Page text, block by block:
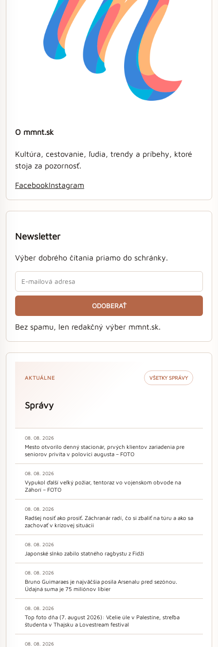
O mmnt.sk
Kultúra, cestovanie, ľudia, trendy a príbehy, ktoré
stoja za pozornosť.
FacebookInstagram
Newsletter
Výber dobrého čítania priamo do schránky.
ODOBERAŤ
Bez spamu, len redakčný výber mmnt.sk.
AKTUÁLNE VŠETKY SPRÁVY
Správy
08. 08. 2026
Mesto otvorilo denný stacionár, prvých klientov zariadenia pre
seniorov privíta v polovici augusta – FOTO
08. 08. 2026
Vypukol ďalší veľký požiar, tentoraz vo vojenskom obvode na
Záhorí – FOTO
08. 08. 2026
Radšej nosiť ako prosiť. Záchranár radí, čo si zbaliť na túru a ako sa
zachovať v krízovej situácii
08. 08. 2026
Japonské slnko zabilo statného ragbystu z Fidži
08. 08. 2026
Bruno Guimaraes je najväčšia posila Arsenalu pred sezónou.
Údajná suma je 75 miliónov libier
08. 08. 2026
Top foto dňa (7. august 2026): Včelie úle v Palestíne, streľba
študenta v Thajsku a Lovestream festival
08. 08. 2026